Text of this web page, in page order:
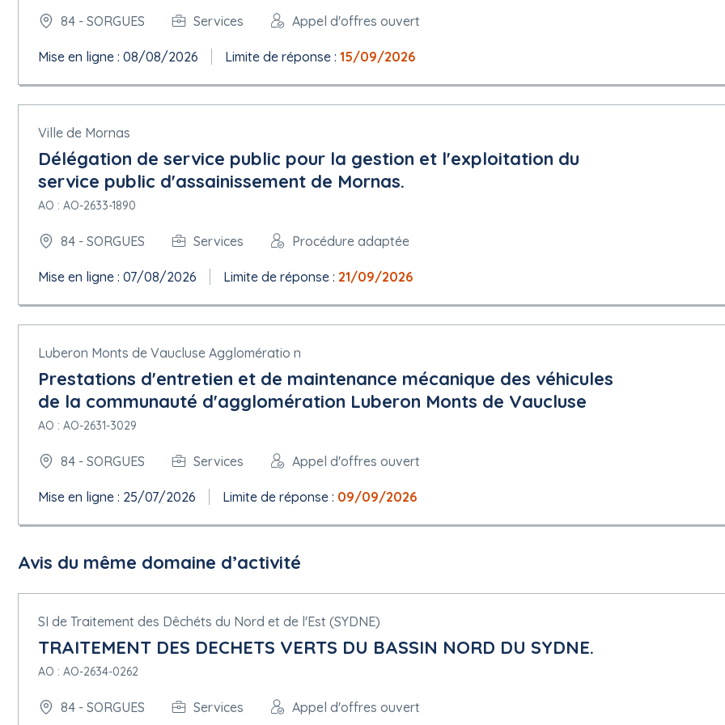
Après avoir effectué la visite du site ou à défaut, à la prise en compte des exigences des pièces du DCE, chaque candidat est
qui lui incombent au titre de l'accord-cadre.
84 - SORGUES Services Appel d'offres ouvert
Mise en ligne : 08/08/2026 Limite de réponse : 15/09/2026
Ville de Mornas
Délégation de service public pour la gestion et l'exploitation du
service public d'assainissement de Mornas.
AO : AO-2633-1890
84 - SORGUES Services Procédure adaptée
Mise en ligne : 07/08/2026 Limite de réponse : 21/09/2026
Luberon Monts de Vaucluse Agglomératio n
Prestations d'entretien et de maintenance mécanique des véhicules
de la communauté d'agglomération Luberon Monts de Vaucluse
AO : AO-2631-3029
84 - SORGUES Services Appel d'offres ouvert
Mise en ligne : 25/07/2026 Limite de réponse : 09/09/2026
Avis du même domaine d’activité
SI de Traitement des Dêchéts du Nord et de l'Est (SYDNE)
TRAITEMENT DES DECHETS VERTS DU BASSIN NORD DU SYDNE.
AO : AO-2634-0262
84 - SORGUES Services Appel d'offres ouvert